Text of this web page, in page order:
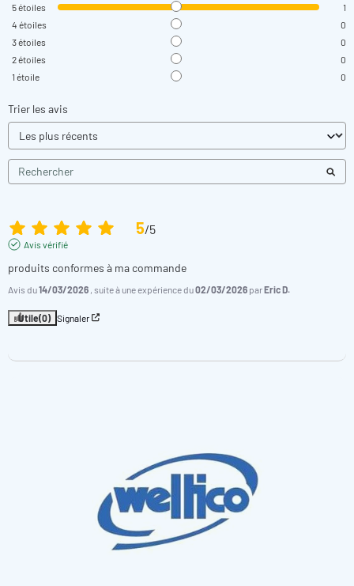
5étoiles
1
4 étoiles
0
3étoiles
0
2étoiles
0
1 étoile 0
Trier les avis
5/5
Avis vérifié
produits conformes à ma commande
Avis du14/03/2026 , suite à une expérience du02/03/2026 parEric D.
Utile(0) Signaler